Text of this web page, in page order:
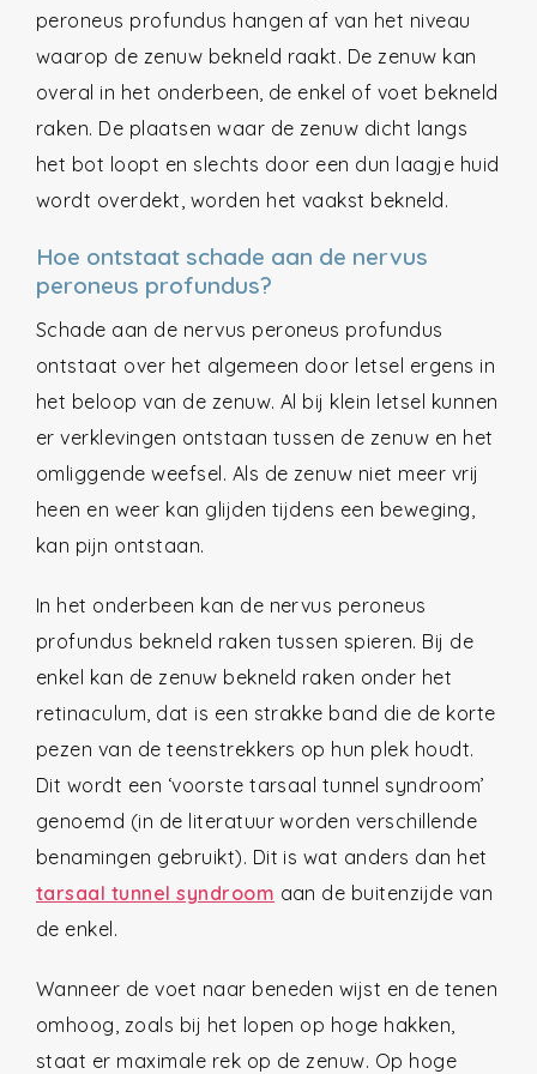
peroneus profundus hangen af van het niveau
waarop de zenuw bekneld raakt. De zenuw kan
overal in het onderbeen, de enkel of voet bekneld
raken. De plaatsen waar de zenuw dicht langs
het bot loopt en slechts door een dun laagje huid
wordt overdekt, worden het vaakst bekneld.
Hoe ontstaat schade aan de nervus
peroneus profundus?
Schade aan de nervus peroneus profundus
ontstaat over het algemeen door letsel ergens in
het beloop van de zenuw. Al bij klein letsel kunnen
er verklevingen ontstaan tussen de zenuw en het
omliggende weefsel. Als de zenuw niet meer vrij
heen en weer kan glijden tijdens een beweging,
kan pijn ontstaan.
In het onderbeen kan de nervus peroneus
profundus bekneld raken tussen spieren. Bij de
enkel kan de zenuw bekneld raken onder het
retinaculum, dat is een strakke band die de korte
pezen van de teenstrekkers op hun plek houdt.
Dit wordt een ‘voorste tarsaal tunnel syndroom’
genoemd (in de literatuur worden verschillende
benamingen gebruikt). Dit is wat anders dan het
tarsaal tunnel syndroom aan de buitenzijde van
de enkel.
Wanneer de voet naar beneden wijst en de tenen
omhoog, zoals bij het lopen op hoge hakken,
staat er maximale rek op de zenuw. Op hoge